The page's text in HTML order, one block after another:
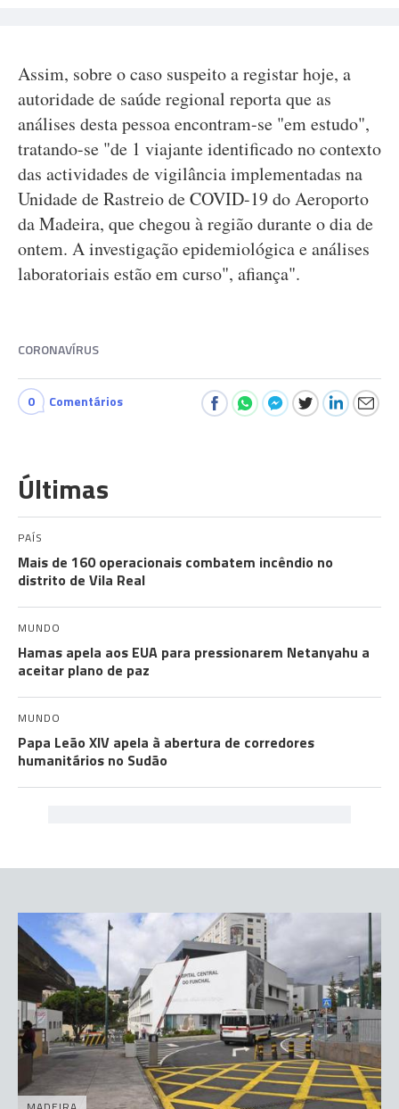
Assim, sobre o caso suspeito a registar hoje, a
autoridade de saúde regional reporta que as
análises desta pessoa encontram-se "em estudo",
tratando-se "de 1 viajante identificado no contexto
das actividades de vigilância implementadas na
Unidade de Rastreio de COVID-19 do Aeroporto
da Madeira, que chegou à região durante o dia de
ontem. A investigação epidemiológica e análises
laboratoriais estão em curso", afiança".
CORONAVÍRUS
0 Comentários
Últimas
PAÍS
Mais de 160 operacionais combatem incêndio no
distrito de Vila Real
MUNDO
Hamas apela aos EUA para pressionarem Netanyahu a
aceitar plano de paz
MUNDO
Papa Leão XIV apela à abertura de corredores
humanitários no Sudão